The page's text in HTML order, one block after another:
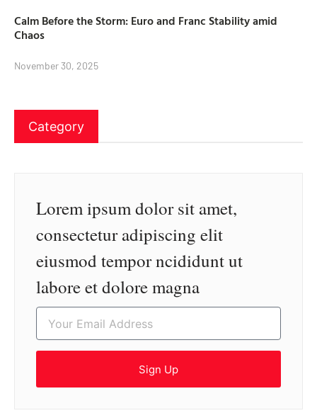
Calm Before the Storm: Euro and Franc Stability amid
Chaos
November 30, 2025
Category
Lorem ipsum dolor sit amet,
consectetur adipiscing elit
eiusmod tempor ncididunt ut
labore et dolore magna
Sign Up